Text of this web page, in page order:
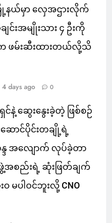
နယ်မှာ လှေအဌားလိုက်
င်းအမျိုးသား ၄ ဦးကို
က ဖမ်းဆီးထားတယ်လို့သိ
4 days ago 0
င်နဲ့ ဆွေးနွေးခဲ့တဲ့ ဖြစ်စဉ်
ဆောင်ပိုင်းတချို့ရဲ့
အလျောက် လုပ်ခဲ့တာ
ဖွဲ့အစည်းရဲ့ ဆုံးဖြတ်ချက်
ဝ မပါဝင်ဘူးလို့ CNO